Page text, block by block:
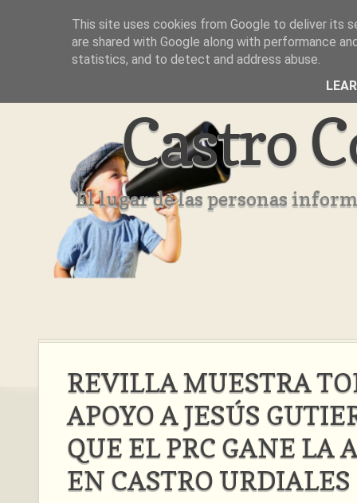
Inicio Aviso Legal Quienes Somos ??
Castro
El lugar de las personas
REVILLA MUESTRA
APOYO A JESÚS
QUE EL PRC GANE LA
EN CASTRO URDIALES
This site uses cookies from Google to deliver its
are shared with Google along with performance
statistics, and to detect and address abuse.